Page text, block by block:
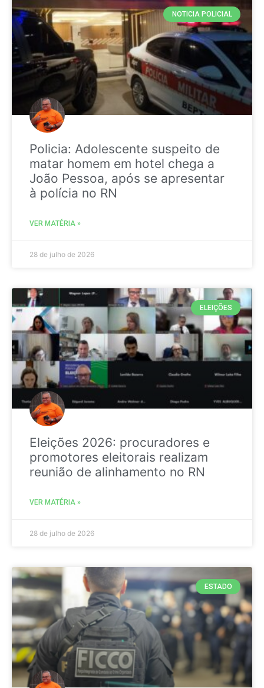
NOTICIA POLICIAL
Policia: Adolescente suspeito de
matar homem em hotel chega a
João Pessoa, após se apresentar
à polícia no RN
VER MATÉRIA »
28 de julho de 2026
ELEIÇÕES
Eleições 2026: procuradores e
promotores eleitorais realizam
reunião de alinhamento no RN
VER MATÉRIA »
28 de julho de 2026
ESTADO